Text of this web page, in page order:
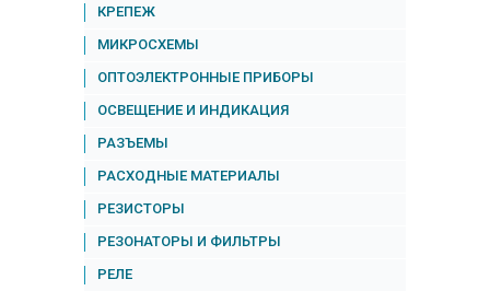
КРЕПЕЖ
МИКРОСХЕМЫ
ОПТОЭЛЕКТРОННЫЕ ПРИБОРЫ
ОСВЕЩЕНИЕ И ИНДИКАЦИЯ
РАЗЪЕМЫ
РАСХОДНЫЕ МАТЕРИАЛЫ
РЕЗИСТОРЫ
РЕЗОНАТОРЫ И ФИЛЬТРЫ
РЕЛЕ